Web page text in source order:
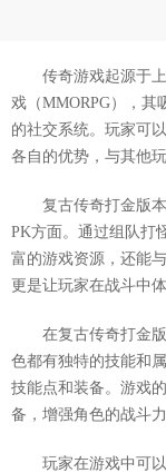
传奇游戏起源于
戏（MMORPG），其
的社交系统。玩家可
各自的优势，与其他
复古传奇打金版
PK方面。通过组队打
富的游戏资源，还能
更是让玩家在战斗中
在复古传奇打金
色都有独特的技能和
技能点和装备。游戏
备，增强角色的战斗力
玩家在游戏中可